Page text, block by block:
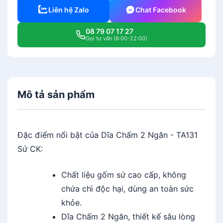
m
N
ă
A
1
1
S
Liên hệ Zalo Chat Facebook
08 79 07 17 27
Gọi tư vấn (8:00-22:00)
Mô tả sản phẩm
Đặc điểm nổi bật của Dĩa Chấm 2 Ngăn - TA131
Sứ CK:
Chất liệu gốm sứ cao cấp, không
chứa chì độc hại, dùng an toàn sức
khỏe.
Dĩa Chấm 2 Ngăn, thiết kế sâu lòng